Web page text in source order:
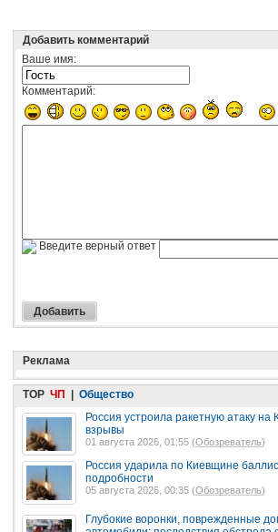
Добавить комментарий
Ваше имя:
Комментарий:
Введите верный ответ
Реклама
TOP ЧП | Общество
Россия устроила ракетную атаку на
взрывы
01 августа 2026, 01:55 (Обозреватель)
Россия ударила по Киевщине
подробности
05 августа 2026, 00:35 (Обозреватель)
Глубокие воронки, поврежденные